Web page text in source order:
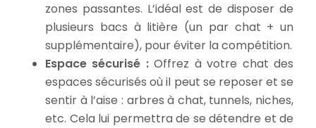
zones passantes. L’idéal est de disposer de
plusieurs bacs à litière (un par chat + un
supplémentaire), pour éviter la compétition.
Espace sécurisé :Offrez à votre chat des
espaces sécurisés où il peut se reposer et se
sentir à l’aise : arbres à chat, tunnels, niches,
etc. Cela lui permettra de se détendre et de